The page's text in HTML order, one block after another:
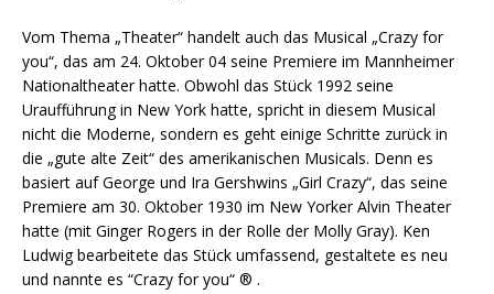
Vom Thema „Theater“ handelt auch das Musical „Crazy for
you“, das am 24. Oktober 04 seine Premiere im Mannheimer
Nationaltheater hatte. Obwohl das Stück 1992 seine
Uraufführung in New York hatte, spricht in diesem Musical
nicht die Moderne, sondern es geht einige Schritte zurück in
die „gute alte Zeit“ des amerikanischen Musicals. Denn es
basiert auf George und Ira Gershwins „Girl Crazy“, das seine
Premiere am 30. Oktober 1930 im New Yorker Alvin Theater
hatte (mit Ginger Rogers in der Rolle der Molly Gray). Ken
Ludwig bearbeitete das Stück umfassend, gestaltete es neu
und nannte es “Crazy for you“ ® .